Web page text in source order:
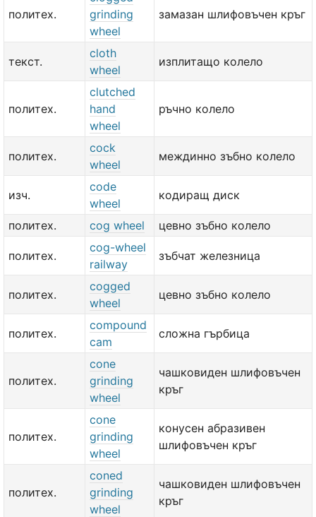
политех.
grinding
wheel
замазан шлифовъчен кръг
текст.
cloth
wheel
изплитащо колело
политех.
clutched
hand
wheel
ръчно колело
политех.
cock
wheel
междинно зъбно колело
изч.
code
wheel
кодиращ диск
политех. cog wheel цевно зъбно колело
политех.
cog-wheel
railway
зъбчат железница
политех.
cogged
wheel
цевно зъбно колело
политех.
compound
cam
сложна гърбица
политех.
cone
grinding
wheel
чашковиден шлифовъчен
кръг
политех.
cone
grinding
wheel
конусен абразивен
шлифовъчен кръг
политех.
coned
grinding
wheel
чашковиден шлифовъчен
кръг